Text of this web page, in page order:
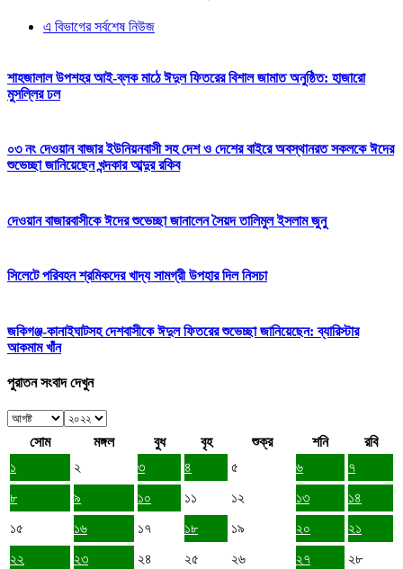
এ বিভাগের সর্বশেষ নিউজ
শাহজালাল উপশহর আই-ব্লক মাঠে ঈদুল ফিতরের বিশাল জামাত অনুষ্ঠিত: হাজারো
মুসল্লির ঢল
০৩ নং দেওয়ান বাজার ইউনিয়নবাসী সহ দেশ ও দেশের বাইরে অবস্থানরত সকলকে ঈদের
শুভেচ্ছা জানিয়েছেন খন্দকার আব্দুর রকিব
দেওয়ান বাজারবাসীকে ঈদের শুভেচ্ছা জানালেন সৈয়দ তালিমুল ইসলাম জুনু
সিলেটে পরিবহন শ্রমিকদের খাদ্য সামগ্রী উপহার দিল নিসচা
জকিগঞ্জ-কানাইঘাটসহ দেশবাসীকে ঈদুল ফিতরের শুভেচ্ছা জানিয়েছেন: ব্যারিস্টার
আকমাম খাঁন
পুরাতন সংবাদ দেখুন
সোম মঙ্গল বুধ বৃহ শুক্র শনি
রবি
১
২ ৩ ৪ ৫ ৬
৭
৮
৯ ১০ ১১ ১২ ১৩
১৪
১৫
১৬ ১৭ ১৮ ১৯ ২০
২১
২২
২৩ ২৪ ২৫ ২৬ ২৭ ২৮